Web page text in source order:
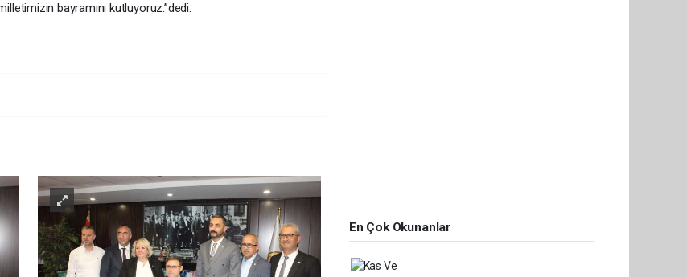
ve milletimizin bayramını kutluyoruz.”dedi.
En Çok Okunanlar